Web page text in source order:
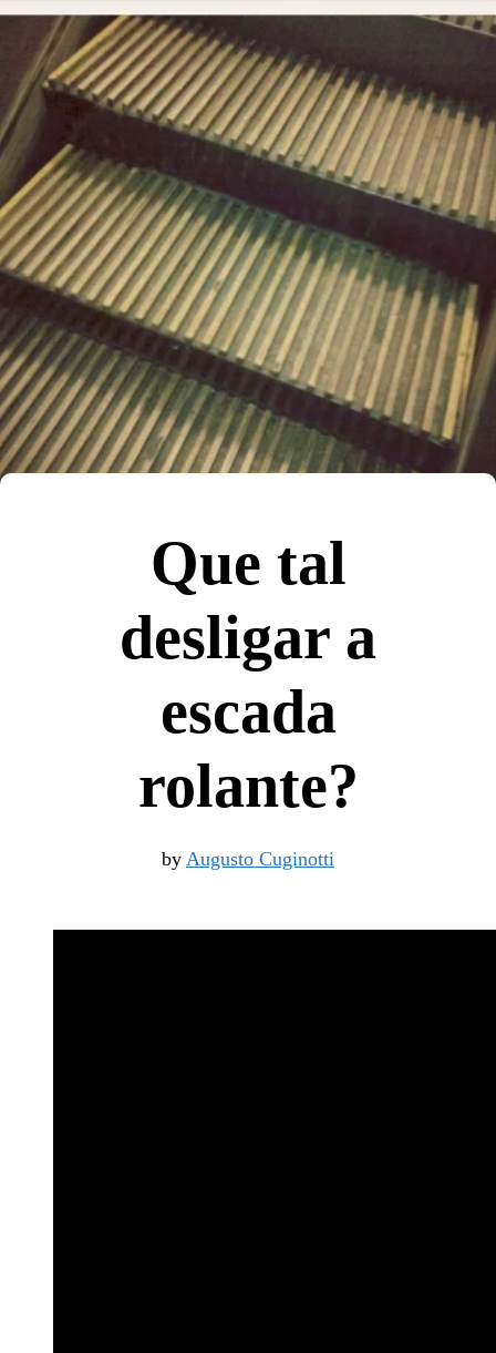
Que tal
desligar a
escada
rolante?
by Augusto Cuginotti